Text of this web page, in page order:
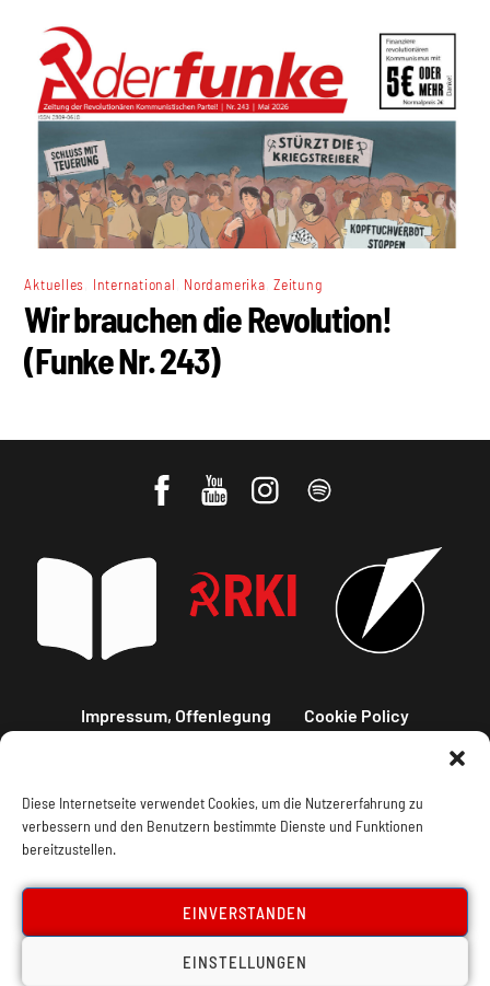
Diese Internetseite verwendet Cookies, um die Nutzererfahrung zu
verbessern und den Benutzern bestimmte Dienste und Funktionen
bereitzustellen.
EINVERSTANDEN
EINSTELLUNGEN
Aktuelles International Nordamerika ,Zeitung
Wir brauchen die Revolution!
(Funke Nr. 243)
Impressum, Offenlegung Cookie Policy